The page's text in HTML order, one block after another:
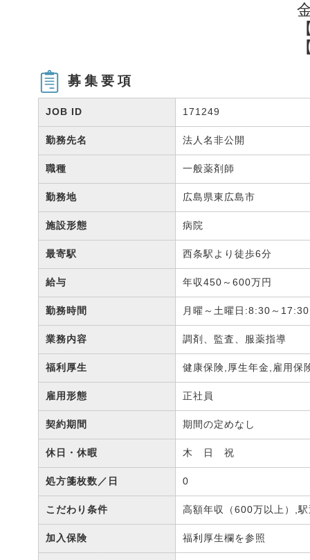
募集要項
JOB ID 171249
勤務先名 法人名非公開
職種 一般薬剤師
勤務地 広島県東広島市
施設形態 病院
最寄駅 西条駅より徒歩6分
給与 年収450～600万円
勤務時間 月曜～土曜日:8:30～
業務内容 調剤、監査、服薬指導
福利厚生 健康保険,厚生年金,雇用保
雇用形態 正社員
契約期間 期間の定めなし
休日・休暇 木 日 祝
処方箋枚数／日 0
こだわり条件 高額年収（600万以上）,
加入保険 福利厚生欄を参照